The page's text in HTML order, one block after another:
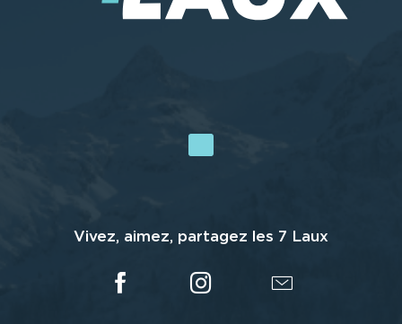
Vivez, aimez, partagez les 7 Laux